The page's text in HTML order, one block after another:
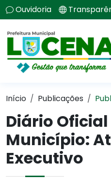
Ouvidoria
Início Publicações
Diário
Município:
Executivo